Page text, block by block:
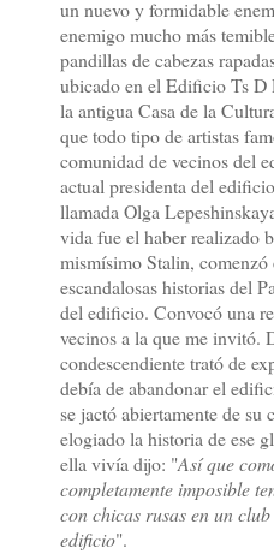
un nuevo y formidable
enemigo mucho más
pandillas de cabezas
ubicado en el Edificio Ts
la antigua Casa de la
que todo tipo de artistas
comunidad de vecinos del
actual presidenta del
llamada Olga
vida fue el haber realizado
mismísimo Stalin, comenzó
escandalosas historias del
del edificio. Convocó una
vecinos a la que me invitó.
condescendiente trató de
debía de abandonar el
se jactó abiertamente de su
elogiado la historia de ese
ella vivía dijo: "Así que
completamente imposible
con chicas rusas en un
edificio".